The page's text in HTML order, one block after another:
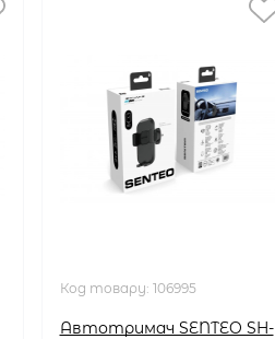
Код товару: 106995
Автотримач SENTEO SH-